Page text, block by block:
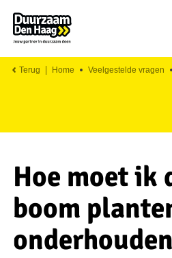
Terug Home Veelgestelde vragen
Hoe moet ik
boom